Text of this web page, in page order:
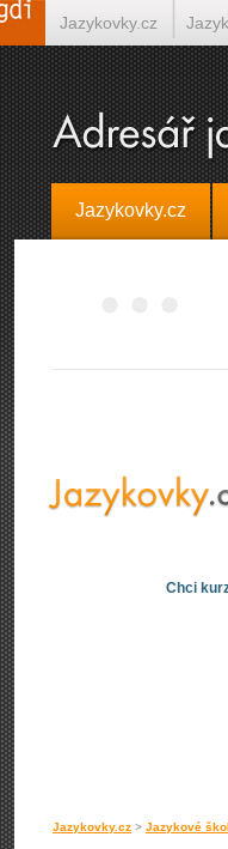
Jazykovky.cz
Chci
Jazykovky.cz > Jazykové
Jazykovky.cz
Španělština on-line